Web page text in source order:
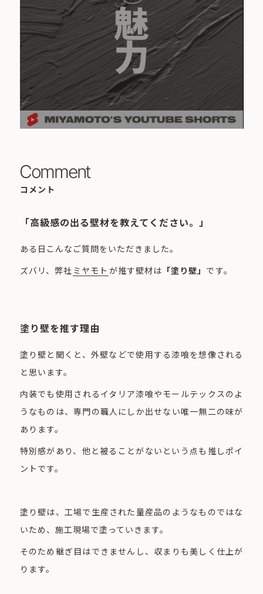
Comment
コメント
「高級感の出る壁材を教えてください。」
ある日こんなご質問をいただきました。
ズバリ、弊社 ミヤモト が推す壁材は 「塗り壁」 です。
塗り壁を推す理由
塗り壁と聞くと、外壁などで使用する漆喰を想像される
と思います。
内装でも使用されるイタリア漆喰やモールテックスのよ
うなものは、専門の職人にしか出せない唯一無二の味が
あります。
特別感があり、他と被ることがないという点も推しポイ
ントです。
塗り壁は、工場で生産された量産品のようなものではな
いため、施工現場で塗っていきます。
そのため継ぎ目はできませんし、収まりも美しく仕上が
ります。